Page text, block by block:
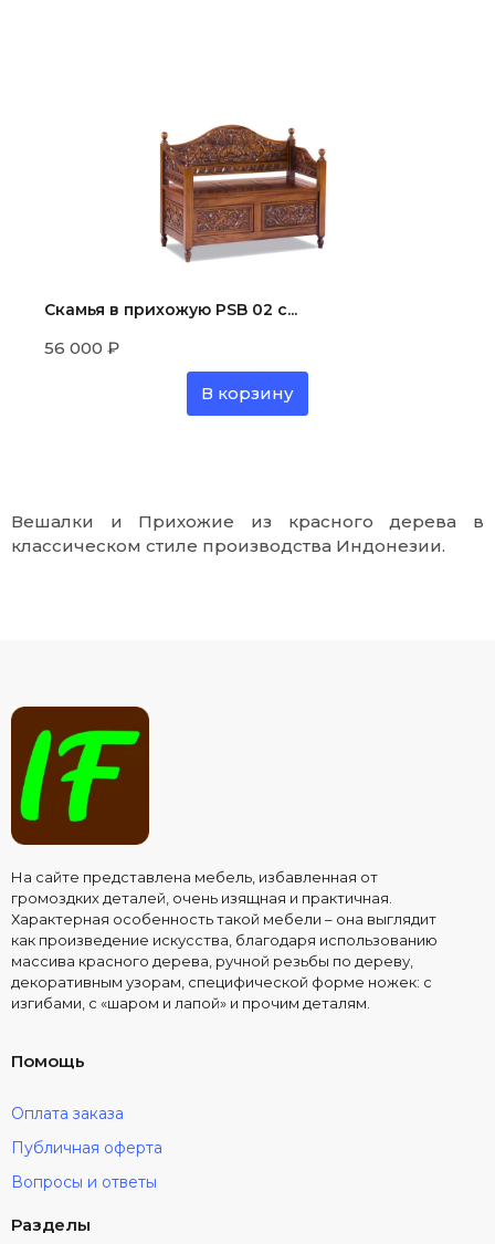
Скамья в прихожую PSB 02 с...
56 000 ₽
В корзину
Вешалки и Прихожие из красного дерева в
классическом стиле производства Индонезии.
На сайте представлена мебель, избавленная от
громоздких деталей, очень изящная и практичная.
Характерная особенность такой мебели – она выглядит
как произведение искусства, благодаря использованию
массива красного дерева, ручной резьбы по дереву,
декоративным узорам, специфической форме ножек: с
изгибами, с «шаром и лапой» и прочим деталям.
Помощь
Оплата заказа
Публичная оферта
Вопросы и ответы
Разделы